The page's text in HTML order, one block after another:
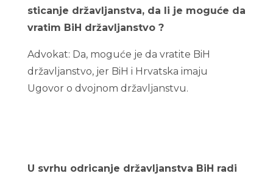
sticanje državljanstva, da li je moguće da
vratim BiH državljanstvo ?
Advokat: Da, moguće je da vratite BiH
državljanstvo, jer BiH i Hrvatska imaju
Ugovor o dvojnom državljanstvu.
U svrhu odricanje državljanstva BiH radi